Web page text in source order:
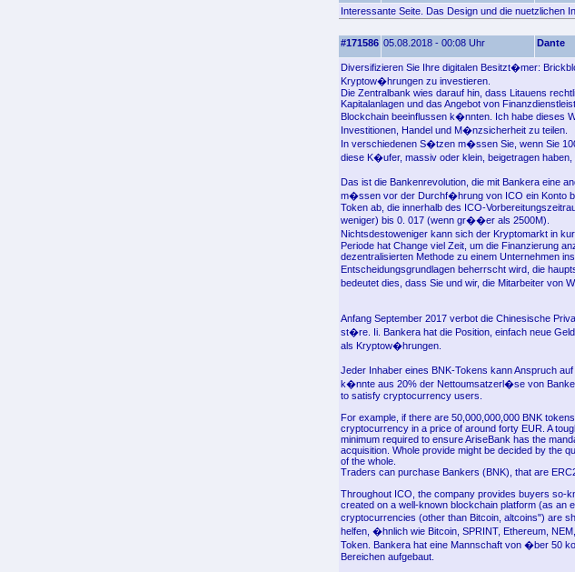
Interessante Seite. Das Design und die nuetzlichen
#171586 05.08.2018 - 00:08 Uhr Dante
Diversifizieren Sie Ihre digitalen Besitzt�mer:
Kryptow�hrungen zu investieren.
Die Zentralbank wies darauf hin, dass Litauens
Kapitalanlagen und das Angebot von
Blockchain beeinflussen k�nnten. Ich habe dieses
Investitionen, Handel und M�nzsicherheit zu teilen.
In verschiedenen S�tzen m�ssen Sie, wenn Sie
diese K�ufer, massiv oder klein, beigetragen
Das ist die Bankenrevolution, die mit Bankera eine
m�ssen vor der Durchf�hrung von ICO ein Konto
Token ab, die innerhalb des ICO-
weniger) bis 0. 017 (wenn gr��er als 2500M).
Nichtsdestoweniger kann sich der Kryptomarkt in
Periode hat Change viel Zeit, um die Finanzierung
dezentralisierten Methode zu einem Unternehmen
Entscheidungsgrundlagen beherrscht wird, die
bedeutet dies, dass Sie und wir, die Mitarbeiter von
Anfang September 2017 verbot die Chinesische
st�re. Ii. Bankera hat die Position, einfach neue
als Kryptow�hrungen.
Jeder Inhaber eines BNK-Tokens kann Anspruch
k�nnte aus 20% der Nettoumsatzerl�se von
to satisfy cryptocurrency users.
For example, if there are 50,000,000,000 BNK
cryptocurrency in a price of around forty EUR. A
minimum required to ensure AriseBank has the
acquisition. Whole provide might be decided by the
of the whole.
Traders can purchase Bankers (BNK), that are
Throughout ICO, the company provides buyers so-
created on a well-known blockchain platform (as an
cryptocurrencies (other than Bitcoin, altcoins") are
helfen, �hnlich wie Bitcoin, SPRINT, Ethereum,
Token. Bankera hat eine Mannschaft von �ber 50
Bereichen aufgebaut.